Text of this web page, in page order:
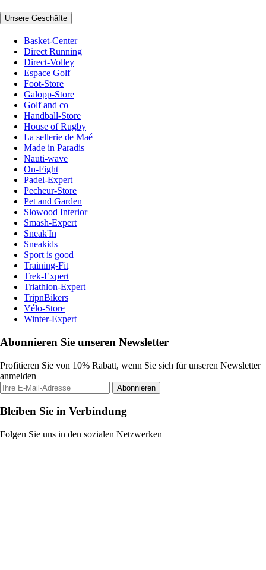
Unsere Geschäfte
Basket-Center
Direct Running
Direct-Volley
Espace Golf
Foot-Store
Galopp-Store
Golf and co
Handball-Store
House of Rugby
La sellerie de Maé
Made in Paradis
Nauti-wave
On-Fight
Padel-Expert
Pecheur-Store
Pet and Garden
Slowood Interior
Smash-Expert
Sneak'In
Sneakids
Sport is good
Training-Fit
Trek-Expert
Triathlon-Expert
TripnBikers
Vélo-Store
Winter-Expert
Abonnieren Sie unseren Newsletter
Profitieren Sie von 10% Rabatt, wenn Sie sich für unseren Newsletter
anmelden
Abonnieren
Bleiben Sie in Verbindung
Folgen Sie uns in den sozialen Netzwerken